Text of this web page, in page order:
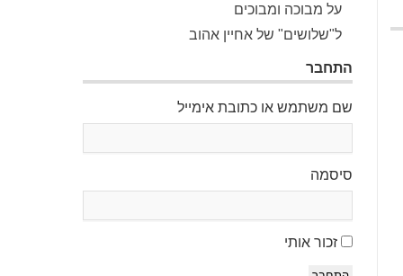
על מבוכה ומבוכים
ל"שלושים" של אחיין אהוב
התחבר
שם משתמש או כתובת אימייל
סיסמה
זכור אותי